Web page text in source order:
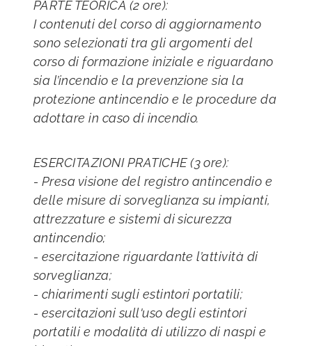
PARTE TEORICA (2 ore):
I contenuti del corso di aggiornamento
sono selezionati tra gli argomenti del
corso di formazione iniziale e riguardano
sia l’incendio e la prevenzione sia la
protezione antincendio e le procedure da
adottare in caso di incendio.
ESERCITAZIONI PRATICHE (3 ore):
- Presa visione del registro antincendio e
delle misure di sorveglianza su impianti,
attrezzature e sistemi di sicurezza
antincendio;
- esercitazione riguardante l’attività di
sorveglianza;
- chiarimenti sugli estintori portatili;
- esercitazioni sull'uso degli estintori
portatili e modalità di utilizzo di naspi e